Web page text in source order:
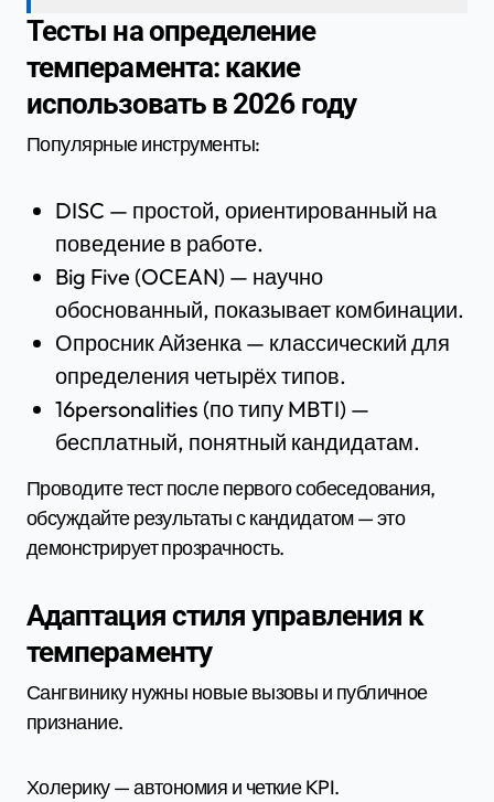
Тесты на определение
темперамента: какие
использовать в 2026 году
Популярные инструменты:
DISC — простой, ориентированный на
поведение в работе.
Big Five (OCEAN) — научно
обоснованный, показывает комбинации.
Опросник Айзенка — классический для
определения четырёх типов.
16personalities (по типу MBTI) —
бесплатный, понятный кандидатам.
Проводите тест после первого собеседования,
обсуждайте результаты с кандидатом — это
демонстрирует прозрачность.
Адаптация стиля управления к
темпераменту
Сангвинику нужны новые вызовы и публичное
признание.
Холерику — автономия и четкие KPI.